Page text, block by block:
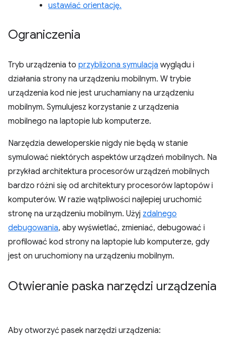
ustawiać orientację.
Ograniczenia
Tryb urządzenia to przybliżona symulacja wyglądu i
działania strony na urządzeniu mobilnym. W trybie
urządzenia kod nie jest uruchamiany na urządzeniu
mobilnym. Symulujesz korzystanie z urządzenia
mobilnego na laptopie lub komputerze.
Narzędzia deweloperskie nigdy nie będą w stanie
symulować niektórych aspektów urządzeń mobilnych. Na
przykład architektura procesorów urządzeń mobilnych
bardzo różni się od architektury procesorów laptopów i
komputerów. W razie wątpliwości najlepiej uruchomić
stronę na urządzeniu mobilnym. Użyj zdalnego
debugowania, aby wyświetlać, zmieniać, debugować i
profilować kod strony na laptopie lub komputerze, gdy
jest on uruchomiony na urządzeniu mobilnym.
Otwieranie paska narzędzi urządzenia
Aby otworzyć pasek narzędzi urządzenia: